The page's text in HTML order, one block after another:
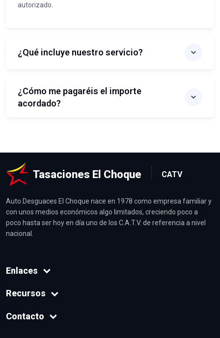
autorizado.
¿Qué incluye nuestro servicio?
¿Cómo me pagaréis el importe
acordado?
Tasaciones El Choque CATV
Auto Desguaces El Choque nace en 1978 como empresa familiar y
con unos medios económicos algo limitados, creciendo poco a
poco hasta ser hoy en día uno de los C.A.T.V. de referencia a nivel
nacional.
Enlaces
Recursos
Contacto